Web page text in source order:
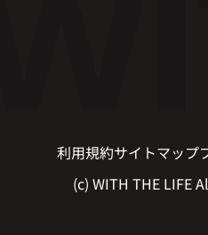
利用規約サイトマップ
(c) WITH THE LIFE